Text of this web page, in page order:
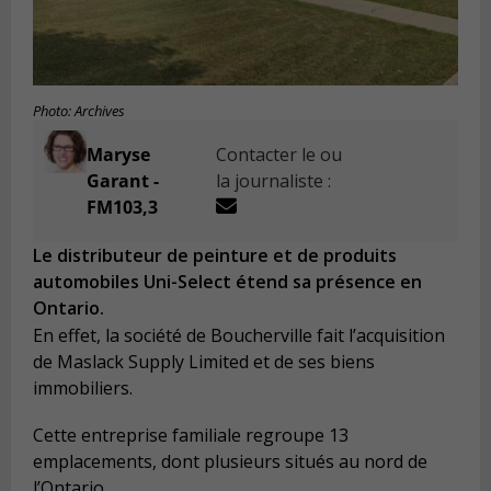
Photo: Archives
Maryse
Garant -
FM103,3
Contacter le ou
la journaliste :
Le distributeur de peinture et de produits
automobiles Uni-Select étend sa présence en
Ontario.
En effet, la société de Boucherville fait l’acquisition
de Maslack Supply Limited et de ses biens
immobiliers.
Cette entreprise familiale regroupe 13
emplacements, dont plusieurs situés au nord de